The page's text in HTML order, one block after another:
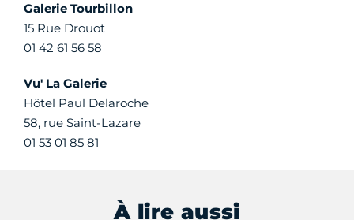
Galerie Tourbillon
15 Rue Drouot
01 42 61 56 58
Vu' La Galerie
Hôtel Paul Delaroche
58, rue Saint-Lazare
01 53 01 85 81
À lire aussi